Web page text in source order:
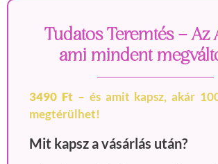
Tudatos Teremtés - Az
ami mindent
3490 Ft – és amit kapsz, akár
megtérülhet!
Mit kapsz a vásárlás után?